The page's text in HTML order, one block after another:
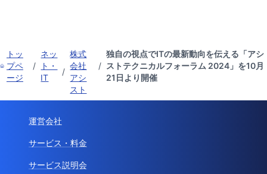
トッ
プペ
ージ
/
ネッ
ト・
IT
/
株式
会社
アシ
スト
/
独自の視点でITの最新動向を伝える「アシ
ストテクニカルフォーラム 2024」を10月
21日より開催
運営会社
サービス・料金
サービス説明会